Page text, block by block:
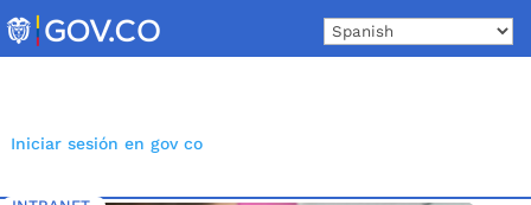
to
content
Iniciar sesión en gov co